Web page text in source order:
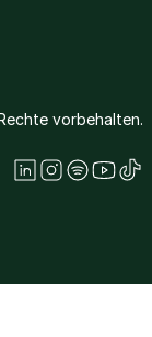
vorbehalten.